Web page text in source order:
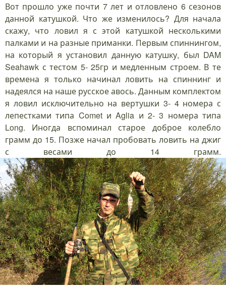
Вот прошло уже почти 7 лет и отловлено 6 сезонов
данной катушкой. Что же изменилось? Для начала
скажу, что ловил я с этой катушкой несколькими
палками и на разные приманки. Первым спиннингом,
на который я установил данную катушку, был DAM
Seahawk с тестом 5- 25гр и медленным строем. В те
времена я только начинал ловить на спиннинг и
надеялся на наше русское авось. Данным комплектом
я ловил исключительно на вертушки 3- 4 номера с
лепестками типа Comet и Aglia и 2- 3 номера типа
Long. Иногда вспоминал старое доброе колебло
грамм до 15. Позже начал пробовать ловить на джиг
с весами до 14 грамм.